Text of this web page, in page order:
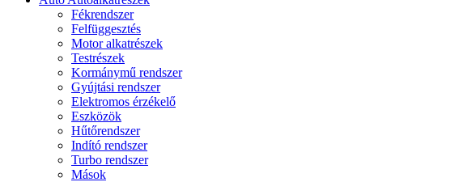
Fékrendszer
Felfüggesztés
Motor alkatrészek
Testrészek
Kormánymű rendszer
Gyújtási rendszer
Elektromos érzékelő
Eszközök
Hűtőrendszer
Indító rendszer
Turbo rendszer
Mások